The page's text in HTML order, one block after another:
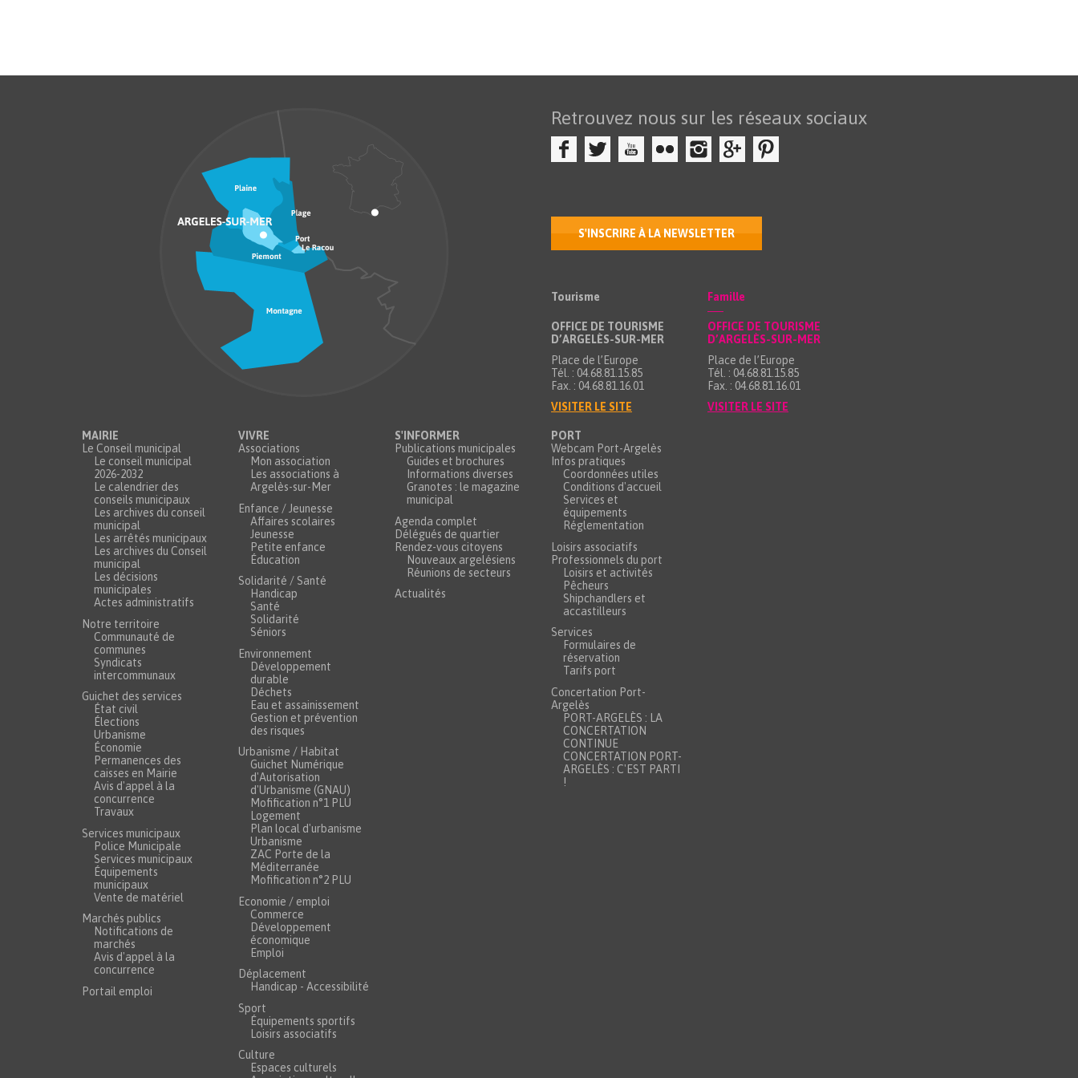
Retrouvez nous sur les réseaux sociaux
S'INSCRIRE À LA NEWSLETTER
Tourisme
OFFICE DE TOURISME
D’ARGELÈS-SUR-MER
Place de l’Europe
Tél. : 04.68.81.15.85
Fax. : 04.68.81.16.01
VISITER LE SITE
Famille
OFFICE DE TOURISME
D’ARGELÈS-SUR-MER
Place de l’Europe
Tél. : 04.68.81.15.85
Fax. : 04.68.81.16.01
VISITER LE SITE
MAIRIE
Le Conseil municipal
Le conseil municipal
2026-2032
Le calendrier des
conseils municipaux
Les archives du conseil
municipal
Les arrêtés municipaux
Les archives du Conseil
municipal
Les décisions
municipales
Actes administratifs
Notre territoire
Communauté de
communes
Syndicats
intercommunaux
Guichet des services
État civil
Élections
Urbanisme
Économie
Permanences des
caisses en Mairie
Avis d'appel à la
concurrence
Travaux
Services municipaux
Police Municipale
Services municipaux
Équipements
municipaux
Vente de matériel
Marchés publics
Notifications de
marchés
Avis d'appel à la
concurrence
Portail emploi
VIVRE
Associations
Mon association
Les associations à
Argelès-sur-Mer
Enfance / Jeunesse
Affaires scolaires
Jeunesse
Petite enfance
Éducation
Solidarité / Santé
Handicap
Santé
Solidarité
Séniors
Environnement
Développement
durable
Déchets
Eau et assainissement
Gestion et prévention
des risques
Urbanisme / Habitat
Guichet Numérique
d'Autorisation
d'Urbanisme (GNAU)
Mofification n°1 PLU
Logement
Plan local d'urbanisme
Urbanisme
ZAC Porte de la
Méditerranée
Mofification n°2 PLU
Economie / emploi
Commerce
Développement
économique
Emploi
Déplacement
Handicap - Accessibilité
Sport
Équipements sportifs
Loisirs associatifs
Culture
Espaces culturels
S'INFORMER
Publications municipales
Guides et brochures
Informations diverses
Granotes : le magazine
municipal
Agenda complet
Délégués de quartier
Rendez-vous citoyens
Nouveaux argelésiens
Réunions de secteurs
Actualités
PORT
Webcam Port-Argelès
Infos pratiques
Coordonnées utiles
Conditions d'accueil
Services et
équipements
Réglementation
Loisirs associatifs
Professionnels du port
Loisirs et activités
Pêcheurs
Shipchandlers et
accastilleurs
Services
Formulaires de
réservation
Tarifs port
Concertation Port-
Argelès
PORT-ARGELÈS : LA
CONCERTATION
CONTINUE
CONCERTATION PORT-
ARGELÈS : C'EST PARTI
!